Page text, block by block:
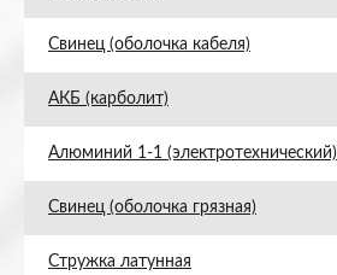
Свинец (оболочка кабеля)
АКБ (карболит)
Алюминий 1-1 (электротехнический)
Свинец (оболочка грязная)
Стружка латунная